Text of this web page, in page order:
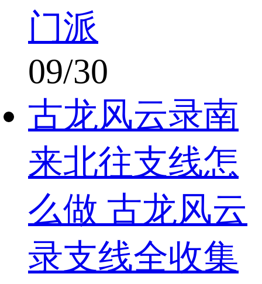
门派
09/30
古龙风云录南
来北往支线怎
么做 古龙风云
录支线全收集